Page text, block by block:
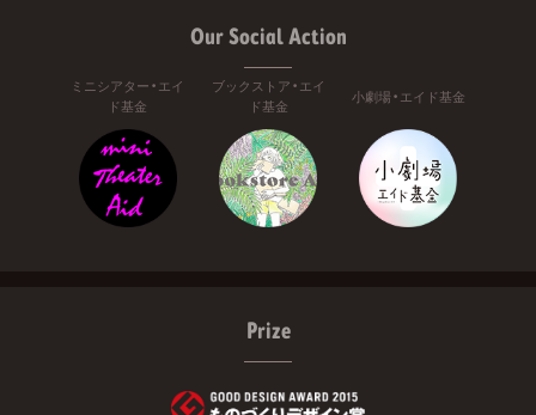
Our Social Action
ミニシアター・エイ
ド基金
ブックストア・エイ
ド基金
小劇場・エイド基金
Prize